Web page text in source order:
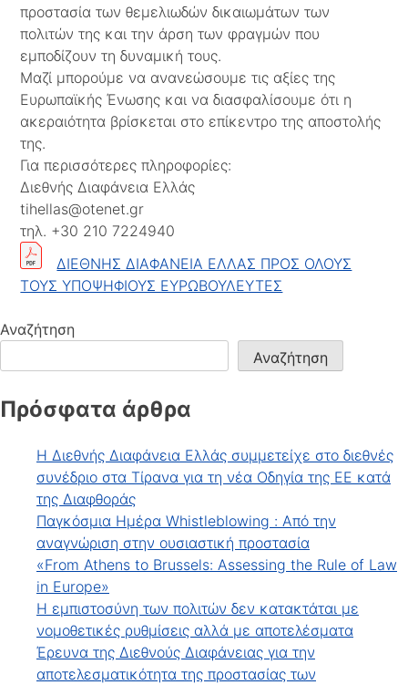
προστασία των θεμελιωδών δικαιωμάτων των
πολιτών της και την άρση των φραγμών που
εμποδίζουν τη δυναμική τους.
Μαζί μπορούμε να ανανεώσουμε τις αξίες της
Ευρωπαϊκής Ένωσης και να διασφαλίσουμε ότι η
ακεραιότητα βρίσκεται στο επίκεντρο της αποστολής
της.
Για περισσότερες πληροφορίες:
Διεθνής Διαφάνεια Ελλάς
tihellas@otenet.gr
τηλ. +30 210 7224940
ΔΙΕΘΝΗΣ ΔΙΑΦΑΝΕΙΑ ΕΛΛΑΣ ΠΡΟΣ ΟΛΟΥΣ
ΤΟΥΣ ΥΠΟΨΗΦΙΟΥΣ ΕΥΡΩΒΟΥΛΕΥΤΕΣ
Αναζήτηση
Αναζήτηση
Πρόσφατα άρθρα
Η Διεθνής Διαφάνεια Ελλάς συμμετείχε στο διεθνές
συνέδριο στα Τίρανα για τη νέα Οδηγία της ΕΕ κατά
της Διαφθοράς
Παγκόσμια Ημέρα Whistleblowing : Από την
αναγνώριση στην ουσιαστική προστασία
«From Athens to Brussels: Assessing the Rule of Law
in Europe»
Η εμπιστοσύνη των πολιτών δεν κατακτάται με
νομοθετικές ρυθμίσεις αλλά με αποτελέσματα
Έρευνα της Διεθνούς Διαφάνειας για την
αποτελεσματικότητα της προστασίας των